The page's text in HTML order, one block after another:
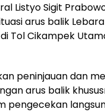
Listyo Sigit
arus balik
Tol Cikampek
peninjauan dan
arus balik
pengecekan